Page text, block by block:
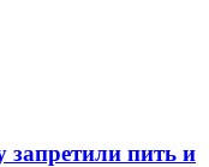
пить и